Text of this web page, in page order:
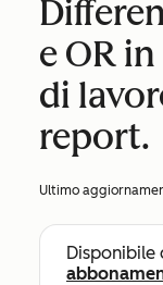
e OR
di
report.
Ultimo
Disponibile